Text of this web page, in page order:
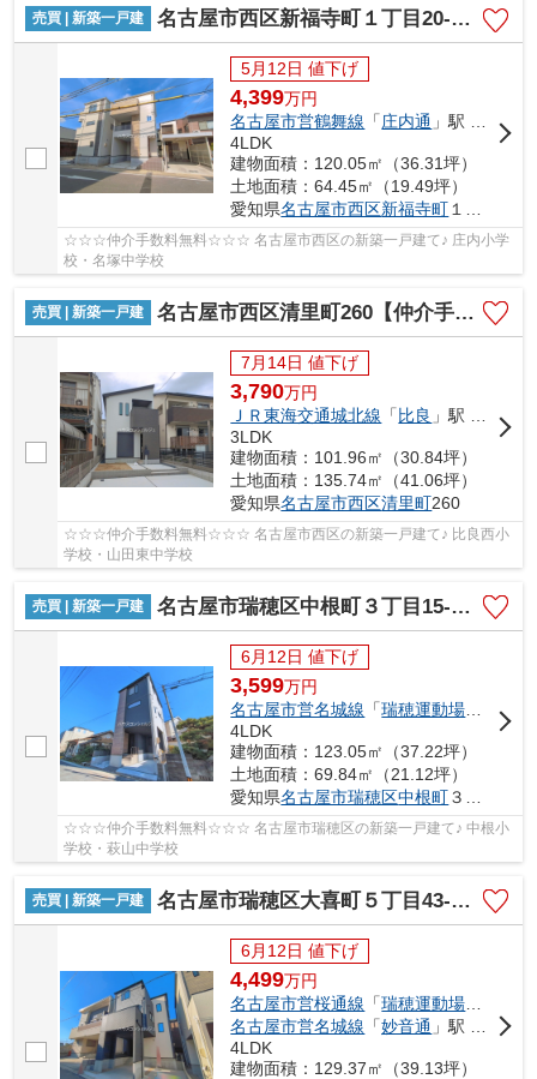
売買 | 新築一戸建 名古屋市西区新福寺町１丁目20-3【仲介手数料無料】新築一戸建て
5月12日 値下げ
4,399万円
名古屋市営鶴舞線 「庄内通 」駅 徒歩7分
4LDK
建物面積：120.05㎡（36.31坪）
土地面積：64.45㎡（19.49坪）
愛知県名古屋市西区新福寺町１丁目20-3
☆☆☆仲介手数料無料☆☆☆ 名古屋市西区の新築一戸建て♪ 庄内小学
校・名塚中学校
売買 | 新築一戸建 名古屋市西区清里町260【仲介手数料無料】新築一戸建て
7月14日 値下げ
3,790万円
ＪＲ東海交通城北線 「 比良 」駅 徒歩12分
3LDK
建物面積：101.96㎡（30.84坪）
土地面積：135.74㎡（41.06坪）
愛知県名古屋市西区清里町260
☆☆☆仲介手数料無料☆☆☆ 名古屋市西区の新築一戸建て♪ 比良西小
学校・山田東中学校
売買 | 新築一戸建 名古屋市瑞穂区中根町３丁目15-3【仲介手数料無料】新築一戸建て
6月12日 値下げ
3,599万円
名古屋市営名城線 「瑞穂運動場東
」駅
4LDK
建物面積：123.05㎡（37.22坪）
土地面積：69.84㎡（21.12坪）
愛知県名古屋市瑞穂区中根町３丁目15-3
☆☆☆仲介手数料無料☆☆☆ 名古屋市瑞穂区の新築一戸建て♪ 中根小
学校・萩山中学校
売買 | 新築一戸建 名古屋市瑞穂区大喜町５丁目43-1【仲介手数料無料】新築一戸建て
6月12日 値下げ
4,499万円
名古屋市営桜通線 「瑞穂運動場西
名古屋市営名城線 「妙音通 」駅 徒歩15分
4LDK
建物面積：129.37㎡（39.13坪）